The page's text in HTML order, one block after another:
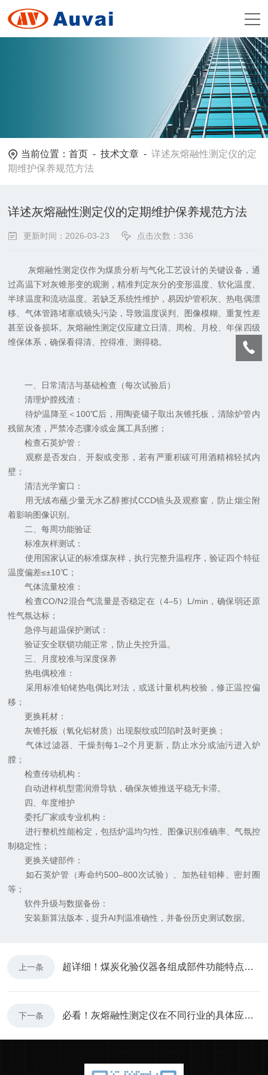
当前位置：首页 -技术文章 -详述灰熔融性测定仪的定
期维护保养规范方法
详述灰熔融性测定仪的定期维护保养规范方法
更新时间：2026-03-23 点击次数：336
灰熔融性测定仪作为煤质分析与气化工艺设计的关键设备，通
过高温下对灰锥形变的观测，精准判定灰分的变形温度、软化温度、
半球温度和流动温度。若缺乏系统性维护，易因炉管积灰、热电偶漂
移、气体管路堵塞或镜头污染，导致温度误判、图像模糊、重复性差
甚至设备损坏。灰熔融性测定仪应建立日清、周检、月校、年保四级
维保体系，确保看得清、控得准、测得稳。
一、日常清洁与基础检查（每次试验后）
清理炉膛残渣：
待炉温降至＜100℃后，用陶瓷镊子取出灰锥托板，清除炉管内
残留灰渣，严禁冷态骤冷或金属工具刮擦；
检查石英炉管：
观察是否发白、开裂或变形，若有严重积碳可用酒精棉轻拭内
壁；
清洁光学窗口：
用无绒布蘸少量无水乙醇擦拭CCD镜头及观察窗，防止烟尘附
着影响图像识别。
二、每周功能验证
标准灰样测试：
使用国家认证的标准煤灰样，执行完整升温程序，验证四个特征
温度偏差≤±10℃；
气体流量校准：
检查CO/N2混合气流量是否稳定在（4–5）L/min，确保弱还原
性气氛达标；
急停与超温保护测试：
验证安全联锁功能正常，防止失控升温。
三、月度校准与深度保养
热电偶校准：
采用标准铂铑热电偶比对法，或送计量机构校验，修正温控偏
移；
更换耗材：
灰锥托板（氧化铝材质）出现裂纹或凹陷时及时更换；
气体过滤器、干燥剂每1–2个月更新，防止水分或油污进入炉
膛；
检查传动机构：
自动进样机型需润滑导轨，确保灰锥推送平稳无卡滞。
四、年度维护
委托厂家或专业机构：
进行整机性能检定，包括炉温均匀性、图像识别准确率、气氛控
制稳定性；
更换关键部件：
如石英炉管（寿命约500–800次试验）、加热硅钼棒、密封圈
等；
软件升级与数据备份：
安装新算法版本，提升AI判温准确性，并备份历史测试数据。
上一条 超详细！煤炭化验仪器各组成部件功能特点全解析
下一条 必看！灰熔融性测定仪在不同行业的具体应用指南